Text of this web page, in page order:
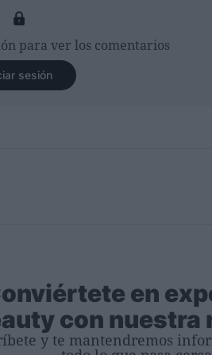
para ver los comentarios
sesión
en
con nuestra
y te mantendremos